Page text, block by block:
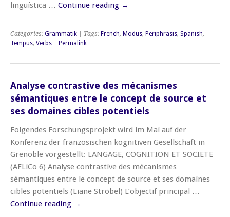
lingüística … Continue reading →
Categories: Grammatik | Tags: French, Modus, Periphrasis, Spanish,
Tempus, Verbs Permalink
Analyse contrastive des mécanismes
sémantiques entre le concept de source et
ses domaines cibles potentiels
Folgendes Forschungsprojekt wird im Mai auf der
Konferenz der französischen kognitiven Gesellschaft in
Grenoble vorgestellt: LANGAGE, COGNITION ET SOCIETE
(AFLiCo 6) Analyse contrastive des mécanismes
sémantiques entre le concept de source et ses domaines
cibles potentiels (Liane Ströbel) L’objectif principal …
Continue reading →